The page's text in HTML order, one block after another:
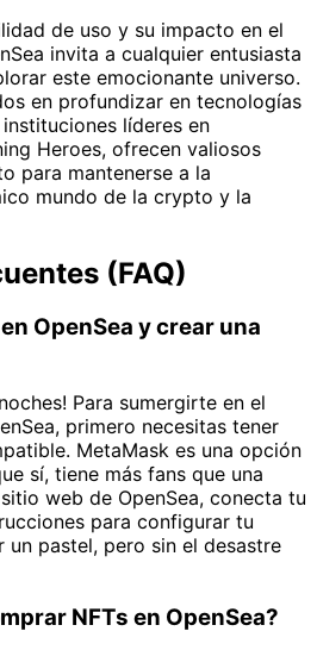
de uso y su impacto en el
invita a cualquier entusiasta
este emocionante universo.
en profundizar en tecnologías
líderes en
Heroes, ofrecen valiosos
para mantenerse a la
mundo de la crypto y la
(FAQ)
OpenSea y crear una
Para sumergirte en el
primero necesitas tener
MetaMask es una opción
sí, tiene más fans que una
web de OpenSea, conecta tu
para configurar tu
un pastel, pero sin el desastre
NFTs en OpenSea?